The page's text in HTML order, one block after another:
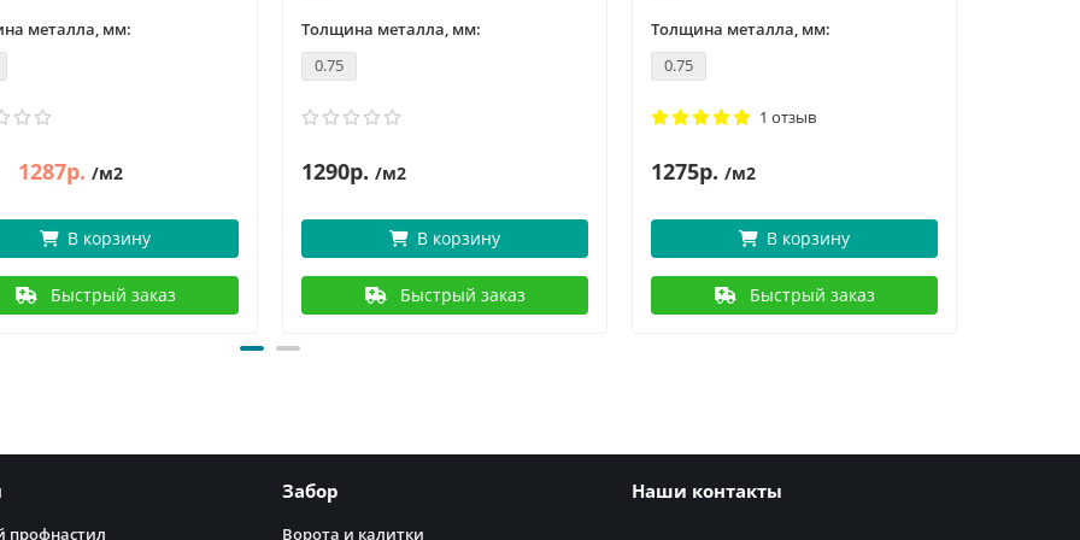
металла, мм:
1287р. /м2
В корзину
Быстрый заказ
Толщина металла, мм:
0.75
1290р. /м2
В корзину
Быстрый заказ
Толщина металла, мм:
0.75
1 отзыв
1275р. /м2
В корзину
Быстрый заказ
профнастил
Забор
Ворота и калитки
Наши контакты